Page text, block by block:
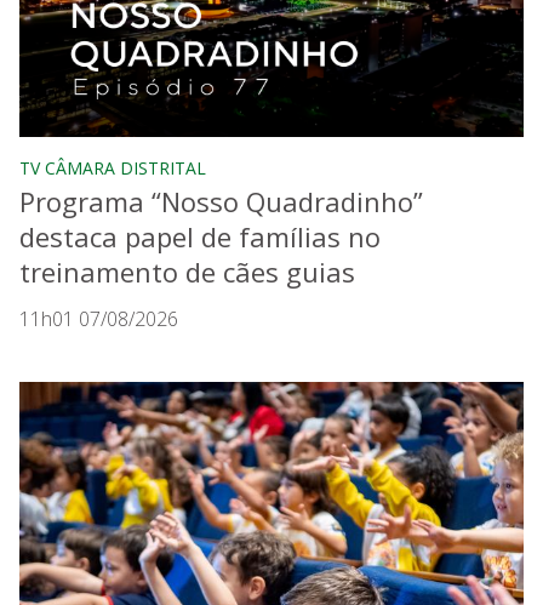
TV CÂMARA DISTRITAL
Programa “Nosso Quadradinho”
destaca papel de famílias no
treinamento de cães guias
11h01 07/08/2026